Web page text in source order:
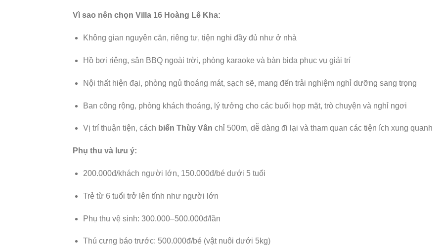
Vì sao nên chọn Villa 16 Hoàng Lê Kha:
Không gian nguyên căn, riêng tư, tiện nghi đầy đủ như ở nhà
Hồ bơi riêng, sân BBQ ngoài trời, phòng karaoke và bàn bida phục vụ giải trí
Nội thất hiện đại, phòng ngủ thoáng mát, sạch sẽ, mang đến trải nghiệm nghỉ dưỡng sang trọng
Ban công rộng, phòng khách thoáng, lý tưởng cho các buổi họp mặt, trò chuyện và nghỉ ngơi
Vị trí thuận tiện, cách biển Thùy Vân chỉ 500m, dễ dàng đi lại và tham quan các tiện ích xung quanh
Phụ thu và lưu ý:
200.000đ/khách người lớn, 150.000đ/bé dưới 5 tuổi
Trẻ từ 6 tuổi trở lên tính như người lớn
Phụ thu vệ sinh: 300.000–500.000đ/lần
Thú cưng báo trước: 500.000đ/bé (vật nuôi dưới 5kg)